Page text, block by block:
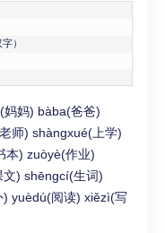
）
妈妈) bàba(爸爸)
师) shàngxué(上学)
本) zuòyè(作业)
) shēngcí(生词)
yuèdú(阅读) xiězì(写